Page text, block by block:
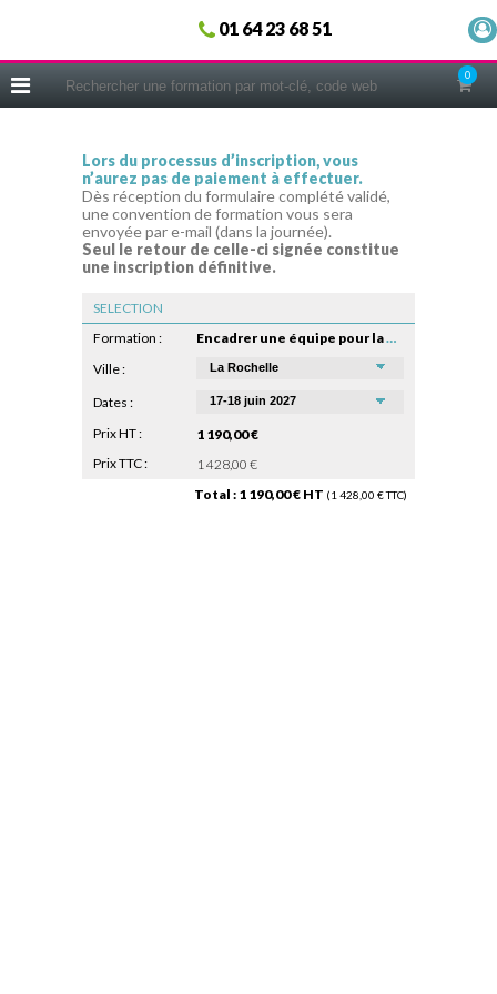
01 64 23 68 51
0
ACCUEIL
FORMATIONS
INTRAS | SUR-MESURE
COACHING
EN PRATIQUE
CONSEILS MICRO-COACHING
PODCAST
WEBINAIRES
QUESTIONNAIRE GRATUIT
Lors du processus d’inscription, vous
n’aurez pas de paiement à effectuer.
Dès réception du formulaire complété validé,
une convention de formation vous sera
envoyée par e-mail (dans la journée).
Seul le retour de celle-ci signée constitue
une inscription définitive.
Total : 1 190,00 € HT (1 428,00 € TTC)
Formation :
Encadrer une équipe pour la première fois
Ville :
Dates :
Prix HT :
1 190,00 €
Prix TTC :
1 428,00 €
SELECTION